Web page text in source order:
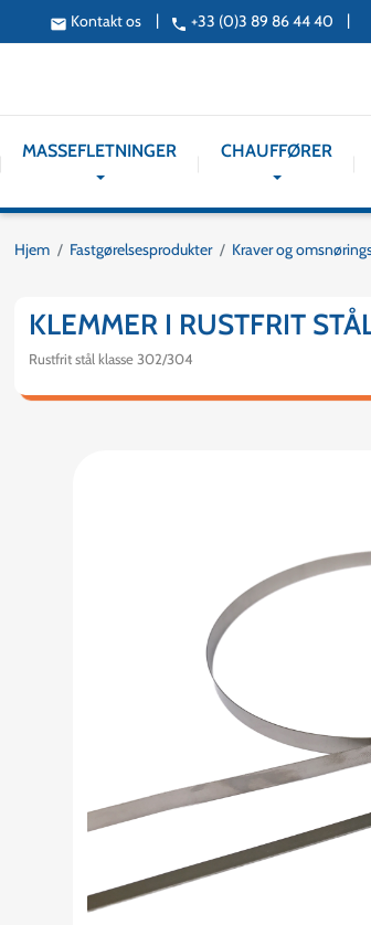
email Kontakt os | phone +33 (0)3 89 86 44 40 |
MASSEFLETNINGER CHAUFFØRER
Hjem Fastgørelsesprodukter Kraver og
KLEMMER I RUSTFRIT
Rustfrit stål klasse 302/304